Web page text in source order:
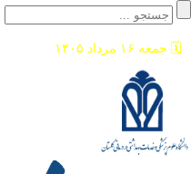
🗓️ جمعه ۱۶ مرداد ۱۴۰۵